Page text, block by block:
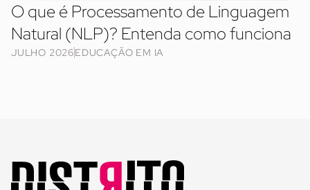
O que é Processamento de Linguagem
Natural (NLP)? Entenda como funciona
JULHO 2026EDUCAÇÃO EM IA